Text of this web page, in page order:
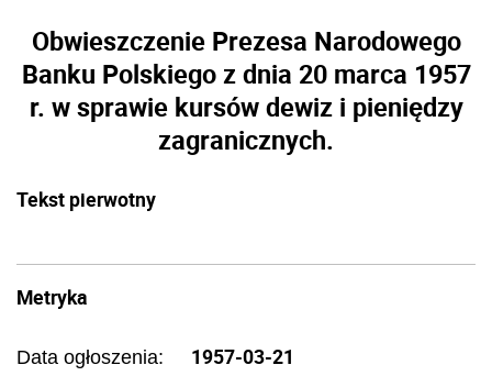
Obwieszczenie Prezesa Narodowego
Banku Polskiego z dnia 20 marca 1957
r. w sprawie kursów dewiz i pieniędzy
zagranicznych.
Tekst pierwotny
Metryka
Data ogłoszenia: 1957-03-21